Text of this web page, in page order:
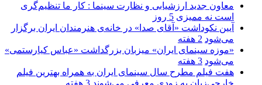
معاون جدید ارزشیابی و نظارت سینما : کار ما تنظیم‌گری
است نه ممیزی 5 روز
آیین نکوداشت «آقای صدا» در خانه‌ی هنرمندان ایران برگزار
می‌شود 2 هفته
«موزه سینمای ایران» میزبان بزرگداشت «عباس کیارستمی»
می‌شود 3 هفته
هفت فیلم مطرح سال سینمای ایران به همراه بهترین فیلم